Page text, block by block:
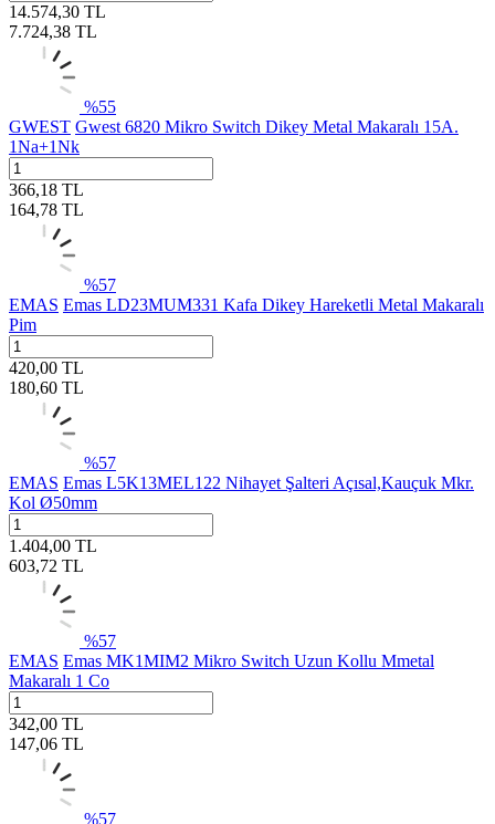
14.574,30 TL
7.724,38 TL
%55
GWEST Gwest 6820 Mikro Switch Dikey Metal Makaralı 15A.
1Na+1Nk
366,18 TL
164,78 TL
%57
EMAS Emas LD23MUM331 Kafa Dikey Hareketli Metal Makaralı
Pim
420,00 TL
180,60 TL
%57
EMAS Emas L5K13MEL122 Nihayet Şalteri Açısal,Kauçuk Mkr.
Kol Ø50mm
1.404,00 TL
603,72 TL
%57
EMAS Emas MK1MIM2 Mikro Switch Uzun Kollu Mmetal
Makaralı 1 Co
342,00 TL
147,06 TL
%57